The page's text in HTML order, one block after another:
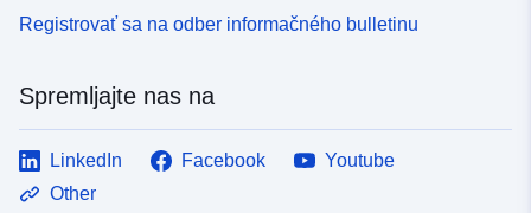
Registrovať sa na odber informačného bulletinu
Spremljajte nas na
LinkedIn Facebook
Youtube
Other